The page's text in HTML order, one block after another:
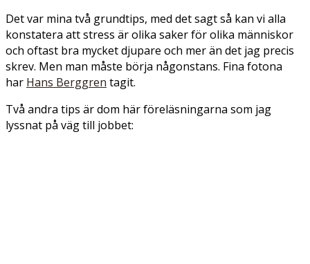
Det var mina två grundtips, med det sagt så kan vi alla
konstatera att stress är olika saker för olika människor
och oftast bra mycket djupare och mer än det jag precis
skrev. Men man måste börja någonstans. Fina fotona
har Hans Berggren tagit.
Två andra tips är dom här föreläsningarna som jag
lyssnat på väg till jobbet: